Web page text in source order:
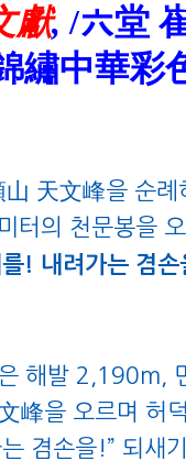
獻, /六堂
繡中華
天文峰을 순
터의 천문봉을
! 내려가는 겸손
해발 2,190m,
峰을 오르며 허
겸손을!” 되새